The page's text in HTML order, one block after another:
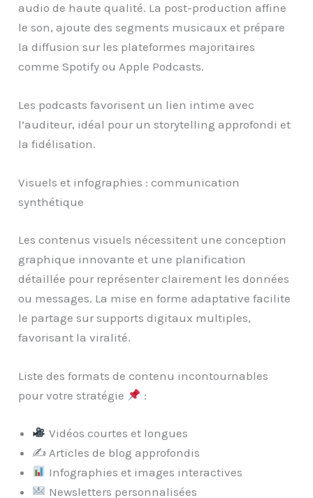
audio de haute qualité. La post-production affine
le son, ajoute des segments musicaux et prépare
la diffusion sur les plateformes majoritaires
comme Spotify ou Apple Podcasts.
Les podcasts favorisent un lien intime avec
l’auditeur, idéal pour un storytelling approfondi et
la fidélisation.
Visuels et infographies : communication
synthétique
Les contenus visuels nécessitent une conception
graphique innovante et une planification
détaillée pour représenter clairement les données
ou messages. La mise en forme adaptative facilite
le partage sur supports digitaux multiples,
favorisant la viralité.
Liste des formats de contenu incontournables
pour votre stratégie
:
Vidéos courtes et longues
✍️ Articles de blog approfondis
Infographies et images interactives
Newsletters personnalisées